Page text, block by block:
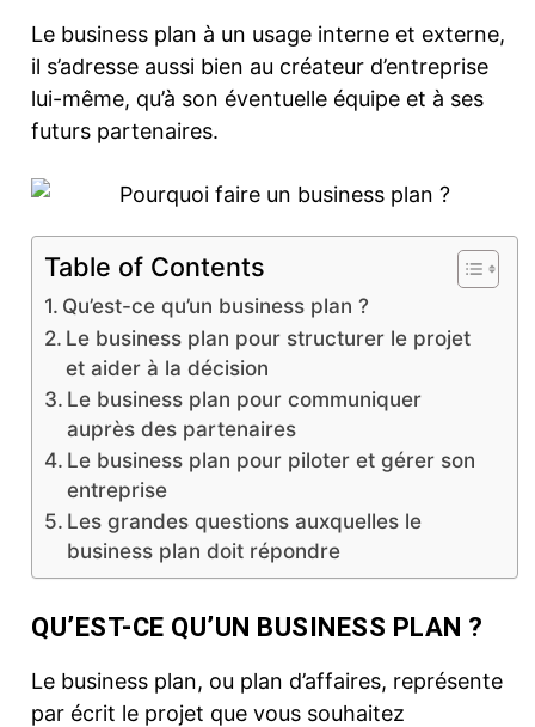
Le business plan à un usage interne et externe,
il s’adresse aussi bien au créateur d’entreprise
lui-même, qu’à son éventuelle équipe et à ses
futurs partenaires.
Table of Contents
Qu’est-ce qu’un business plan ?
Le business plan pour structurer le projet
et aider à la décision
Le business plan pour communiquer
auprès des partenaires
Le business plan pour piloter et gérer son
entreprise
Les grandes questions auxquelles le
business plan doit répondre
QU’EST-CE QU’UN BUSINESS PLAN ?
Le business plan, ou plan d’affaires, représente
par écrit le projet que vous souhaitez